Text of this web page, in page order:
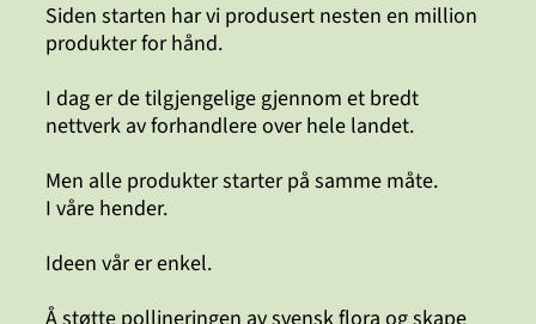
Siden starten har vi produsert nesten en million
produkter for hånd.
I dag er de tilgjengelige gjennom et bredt
nettverk av forhandlere over hele landet.
Men alle produkter starter på samme måte.
I våre hender.
Ideen vår er enkel.